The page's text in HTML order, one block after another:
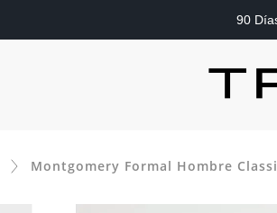
90
Montgomery Formal Hombre